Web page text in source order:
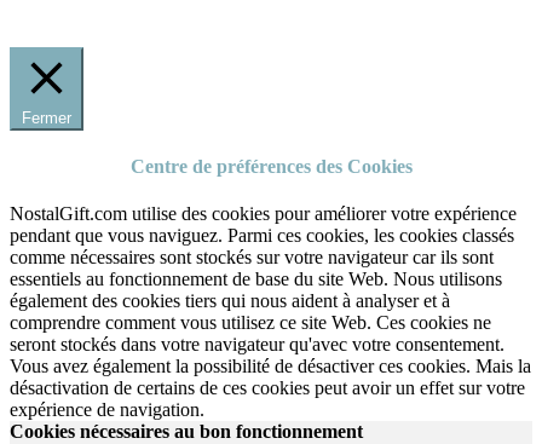
Fermer
Centre de préférences des Cookies
NostalGift.com utilise des cookies pour améliorer votre expérience
pendant que vous naviguez. Parmi ces cookies, les cookies classés
comme nécessaires sont stockés sur votre navigateur car ils sont
essentiels au fonctionnement de base du site Web. Nous utilisons
également des cookies tiers qui nous aident à analyser et à
comprendre comment vous utilisez ce site Web. Ces cookies ne
seront stockés dans votre navigateur qu'avec votre consentement.
Vous avez également la possibilité de désactiver ces cookies. Mais la
désactivation de certains de ces cookies peut avoir un effet sur votre
expérience de navigation.
Cookies nécessaires au bon fonctionnement